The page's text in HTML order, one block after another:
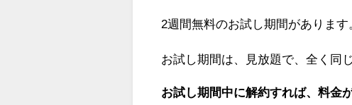
2週間無料のお試し期間があります
お試し期間は、見放題で、全く同
お試し期間中に解約すれば、料金